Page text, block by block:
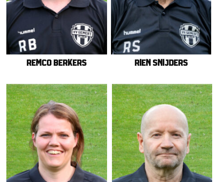
Remco Berkers Rien Snijders